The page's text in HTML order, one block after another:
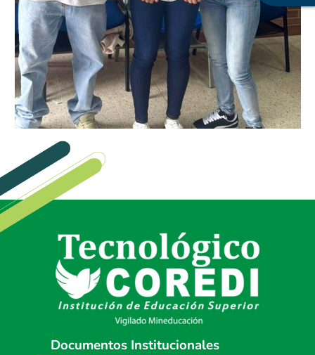
Documentos Institucionales